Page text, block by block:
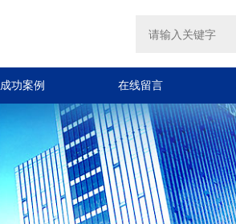
成功案例 在线留言